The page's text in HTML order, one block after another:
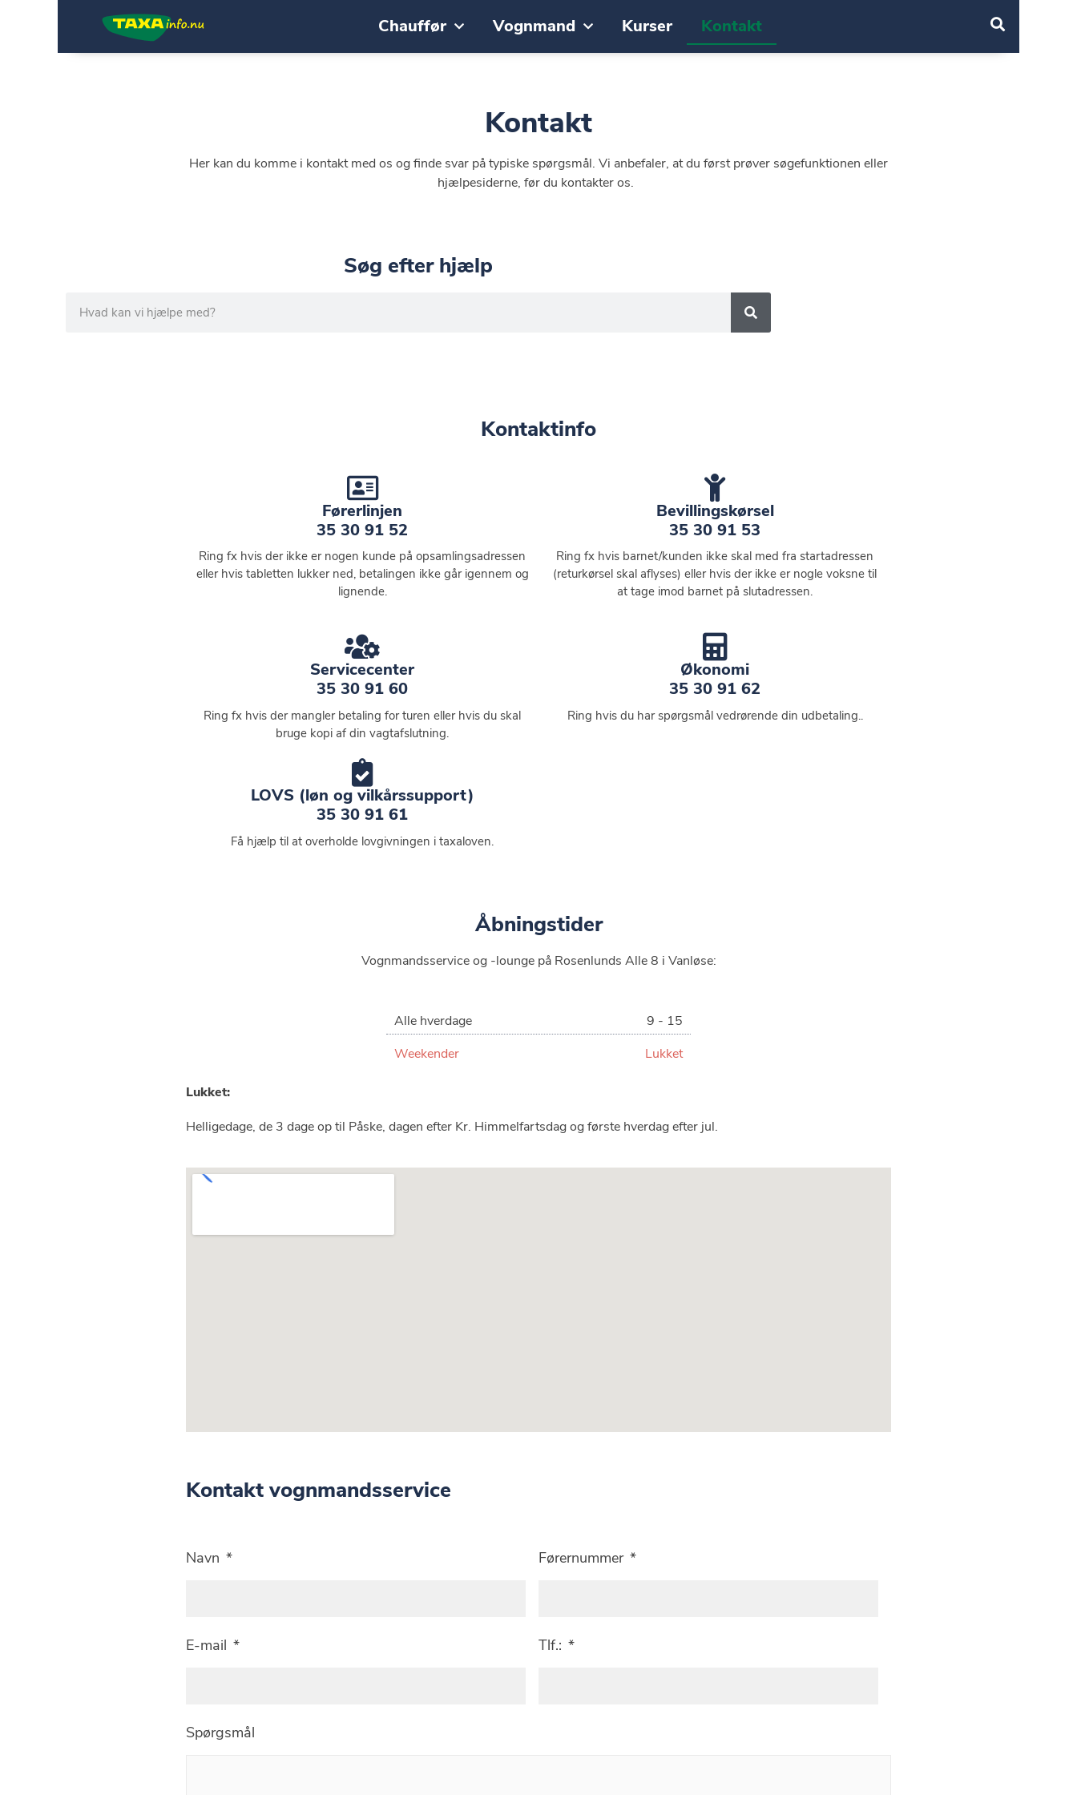
Chauffør Vognmand Kurser Kontakt
Kontakt
Her kan du komme i kontakt med os og finde svar på typiske spørgsmål. Vi anbefaler, at du først prøver søgefunktionen eller
hjælpesiderne, før du kontakter os.
Søg efter hjælp
Kontaktinfo
Førerlinjen
35 30 91 52
Ring fx hvis der ikke er nogen kunde på opsamlingsadressen
eller hvis tabletten lukker ned, betalingen ikke går igennem og
lignende.
Servicecenter
35 30 91 60
Ring fx hvis der mangler betaling for turen eller hvis du skal
bruge kopi af din vagtafslutning.
LOVS (løn og vilkårssupport)
35 30 91 61
Få hjælp til at overholde lovgivningen i taxaloven.
Bevillingskørsel
35 30 91 53
Ring fx hvis barnet/kunden ikke skal med fra startadressen
(returkørsel skal aflyses) eller hvis der ikke er nogle voksne til
at tage imod barnet på slutadressen.
Økonomi
35 30 91 62
Ring hvis du har spørgsmål vedrørende din udbetaling..
Åbningstider
Vognmandsservice og -lounge på Rosenlunds Alle 8 i Vanløse:
Alle hverdage
9 - 15
Weekender
Lukket
Lukket:
Helligedage, de 3 dage op til Påske, dagen efter Kr. Himmelfartsdag og første hverdag efter jul.
Kontakt vognmandsservice
Navn * Førernummer *
E-mail * Tlf.: *
Spørgsmål